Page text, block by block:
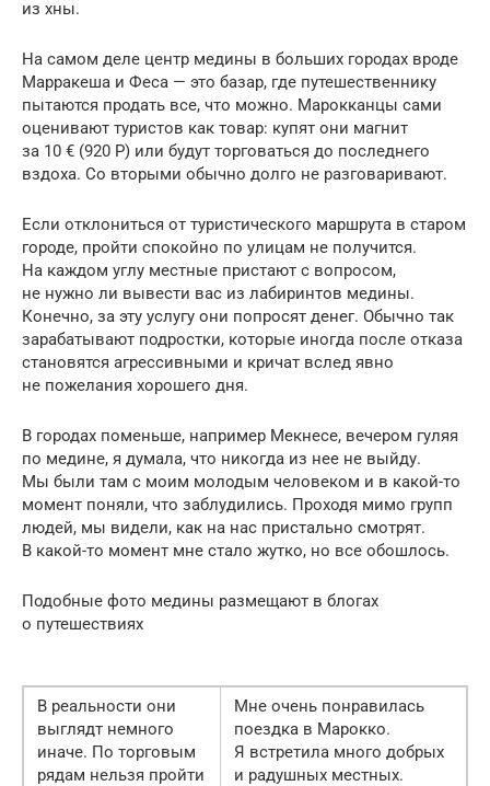
из хны.
На самом деле центр медины в больших городах вроде
Марракеша и Феса — это базар, где путешественнику
пытаются продать все, что можно. Марокканцы сами
оценивают туристов как товар: купят они магнит
за 10 € (920 Р) или будут торговаться до последнего
вздоха. Со вторыми обычно долго не разговаривают.
Если отклониться от туристического маршрута в старом
городе, пройти спокойно по улицам не получится.
На каждом углу местные пристают с вопросом,
не нужно ли вывести вас из лабиринтов медины.
Конечно, за эту услугу они попросят денег. Обычно так
зарабатывают подростки, которые иногда после отказа
становятся агрессивными и кричат вслед явно
не пожелания хорошего дня.
В городах поменьше, например Мекнесе, вечером гуляя
по медине, я думала, что никогда из нее не выйду.
Мы были там с моим молодым человеком и в какой-то
момент поняли, что заблудились. Проходя мимо групп
людей, мы видели, как на нас пристально смотрят.
В какой-то момент мне стало жутко, но все обошлось.
Подобные фото медины размещают в блогах
о путешествиях
В реальности они
выглядт немного
иначе. По торговым
рядам нельзя пройти
Мне очень понравилась
поездка в Марокко.
Я встретила много добрых
и радушных местных.